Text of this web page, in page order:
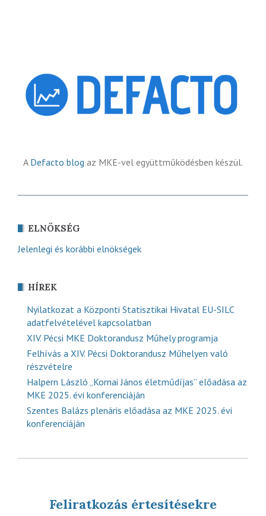
A Defacto blog az MKE-vel együttműködésben készül.
ELNÖKSÉG
Jelenlegi és korábbi elnökségek
HÍREK
Nyilatkozat a Központi Statisztikai Hivatal EU-SILC
adatfelvételével kapcsolatban
XIV. Pécsi MKE Doktorandusz Műhely programja
Felhívás a XIV. Pécsi Doktorandusz Műhelyen való
részvételre
Halpern László „Kornai János életműdíjas” előadása az
MKE 2025. évi konferenciáján
Szentes Balázs plenáris előadása az MKE 2025. évi
konferenciáján
Feliratkozás értesítésekre